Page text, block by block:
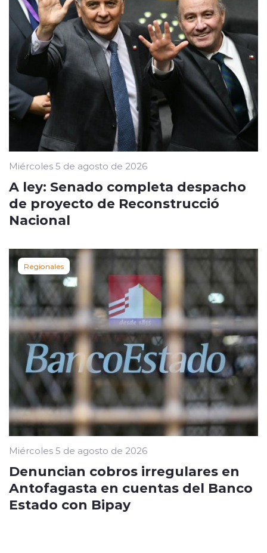
Miércoles 5 de agosto de 2026
A ley: Senado completa despacho
de proyecto de Reconstrucció
Nacional
Regionales
Miércoles 5 de agosto de 2026
Denuncian cobros irregulares en
Antofagasta en cuentas del Banco
Estado con Bipay